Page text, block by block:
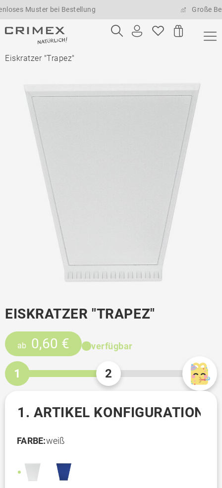
Muster bei Bestellung Große
Eiskratzer "Trapez"
EISKRATZER "TRAPEZ"
ab 0,60 € verfügbar
1 2
1. ARTIKEL KONFIGURATION
FARBE:weiß